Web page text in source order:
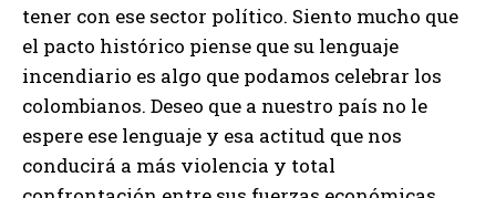
tener con ese sector político. Siento mucho que
el pacto histórico piense que su lenguaje
incendiario es algo que podamos celebrar los
colombianos. Deseo que a nuestro país no le
espere ese lenguaje y esa actitud que nos
conducirá a más violencia y total